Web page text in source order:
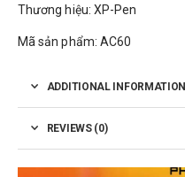
Thương hiệu: XP-Pen
Mã sản phẩm: AC60
ADDITIONAL INFORMATION
REVIEWS (0)